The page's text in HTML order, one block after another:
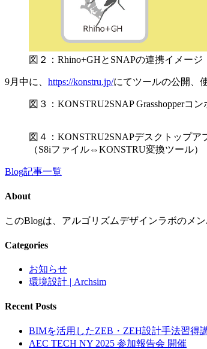
図２：Rhino+GHとSNAPの連携イメージ
9月中に、 https://konstru.jp/にてツールの公開、
図３：KONSTRU2SNAP Grasshopperコ
図４：KONSTRU2SNAPデスクトップア
（S8iファイル⇔KONSTRU変換ツール）
Blog記事一覧
About
このBlogは、アルゴリズムデザインラボのメ
Categories
お知らせ
環境設計 | Archsim
Recent Posts
BIMを活用したZEB・ZEH設計手法習得
AEC TECH NY 2025 参加報告会 開催